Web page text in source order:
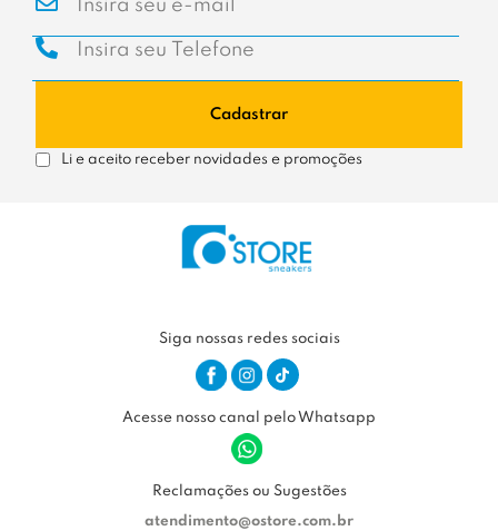
Cadastrar
Li e aceito receber novidades e promoções
Siga nossas redes sociais
Acesse nosso canal pelo Whatsapp
Reclamações ou Sugestões
atendimento@ostore.com.br